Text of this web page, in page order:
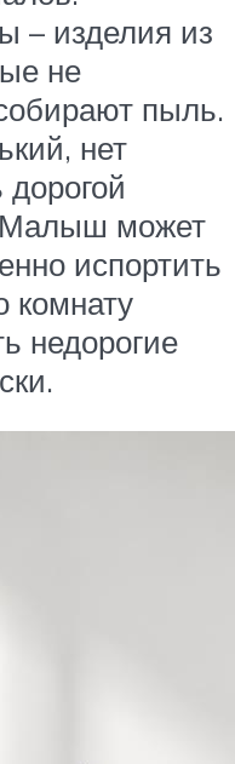
– изделия из
не
пыль.
нет
Малыш может
испортить
комнату
недорогие